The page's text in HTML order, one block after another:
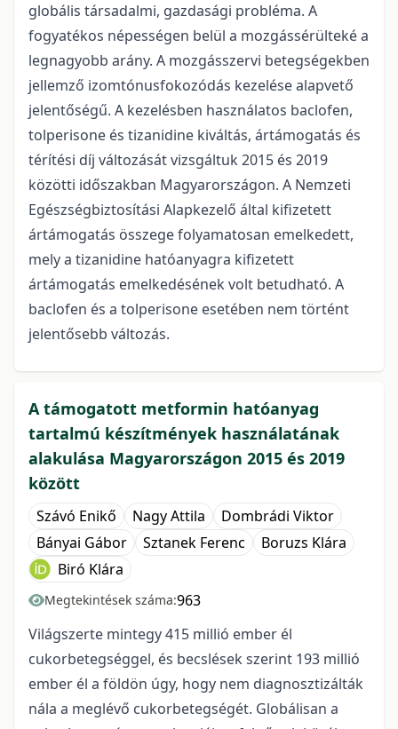
globális társadalmi, gazdasági probléma. A
fogyatékos népességen belül a mozgássérülteké a
legnagyobb arány. A mozgásszervi betegségekben
jellemző izomtónusfokozódás kezelése alapvető
jelentőségű. A kezelésben használatos baclofen,
tolperisone és tizanidine kiváltás, ártámogatás és
térítési díj változását vizsgáltuk 2015 és 2019
közötti időszakban Magyarországon. A Nemzeti
Egészségbiztosítási Alapkezelő által kifizetett
ártámogatás összege folyamatosan emelkedett,
mely a tizanidine hatóanyagra kifizetett
ártámogatás emelkedésének volt betudható. A
baclofen és a tolperisone esetében nem történt
jelentősebb változás.
A támogatott metformin hatóanyag
tartalmú készítmények használatának
alakulása Magyarországon 2015 és 2019
között
Szávó Enikő Nagy Attila
Dombrádi Viktor
Bányai Gábor
Sztanek Ferenc
Boruzs Klára
Biró Klára
Megtekintések száma:963
Világszerte mintegy 415 millió ember él
cukorbetegséggel, és becslések szerint 193 millió
ember él a földön úgy, hogy nem diagnosztizálták
nála a meglévő cukorbetegségét. Globálisan a